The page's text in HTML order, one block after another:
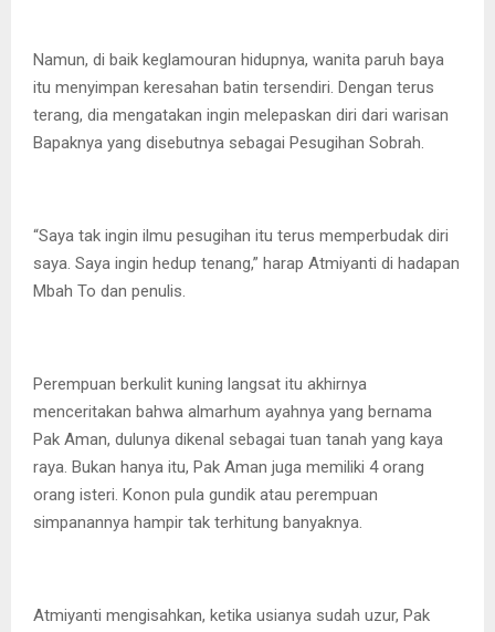
Namun, di baik keglamouran hidupnya, wanita paruh baya
itu menyimpan keresahan batin tersendiri. Dengan terus
terang, dia mengatakan ingin melepaskan diri dari warisan
Bapaknya yang disebutnya sebagai Pesugihan Sobrah.
“Saya tak ingin ilmu pesugihan itu terus memperbudak diri
saya. Saya ingin hedup tenang,” harap Atmiyanti di hadapan
Mbah To dan penulis.
Perempuan berkulit kuning langsat itu akhirnya
menceritakan bahwa almarhum ayahnya yang bernama
Pak Aman, dulunya dikenal sebagai tuan tanah yang kaya
raya. Bukan hanya itu, Pak Aman juga memiliki 4 orang
orang isteri. Konon pula gundik atau perempuan
simpanannya hampir tak terhitung banyaknya.
Atmiyanti mengisahkan, ketika usianya sudah uzur, Pak